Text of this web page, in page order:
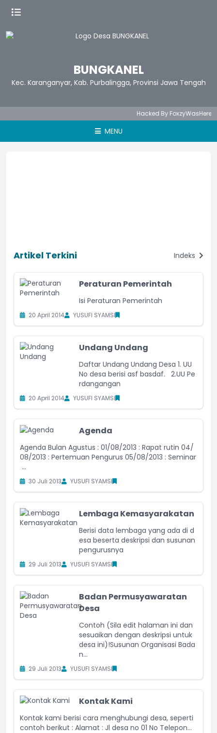
BUNGKANEL
Kec. Karanganyar, Kab. Purbalingga, Provinsi Jawa Tengah
Hacked By FoxzyWasHere
MENU
Artikel Terkini Indeks
Peraturan Pemerintah
Isi Peraturan Pemerintah
20 April 2014 YUSUFI SYAMSI
Undang Undang
Daftar Undang Undang Desa 1. UU
No desa berisi asf basdaf. 2.UU Pe
rdangangan
20 April 2014 YUSUFI SYAMSI
Agenda
Agenda Bulan Agustus : 01/08/2013 : Rapat rutin 04/
08/2013 : Pertemuan Pengurus 05/08/2013 : Seminar
...
30 Juli 2013 YUSUFI SYAMSI
Lembaga Kemasyarakatan
Berisi data lembaga yang ada di d
esa beserta deskripsi dan susunan
pengurusnya
29 Juli 2013 YUSUFI SYAMSI
Badan Permusyawaratan
Desa
Contoh (Sila edit halaman ini dan
sesuaikan dengan deskripsi untuk
desa ini)!Susunan Organisasi Bada
n...
29 Juli 2013 YUSUFI SYAMSI
Kontak Kami
Kontak kami berisi cara menghubungi desa, seperti
contoh berikut : Alamat : Jl desa no 01 No Telepon...